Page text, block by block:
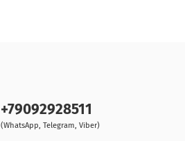
+79092928511
(WhatsApp, Telegram, Viber)